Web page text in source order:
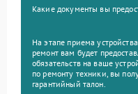
Какие документы вы
На этапе приема
ремонт вам будет
обязательств на ваше
по ремонту техники, вы
гарантийный талон.